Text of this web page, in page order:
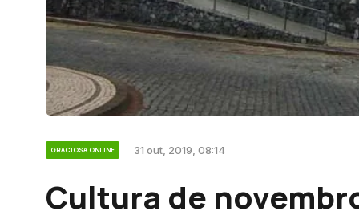
GRACIOSA ONLINE 31 out, 2019, 08:14
Cultura de